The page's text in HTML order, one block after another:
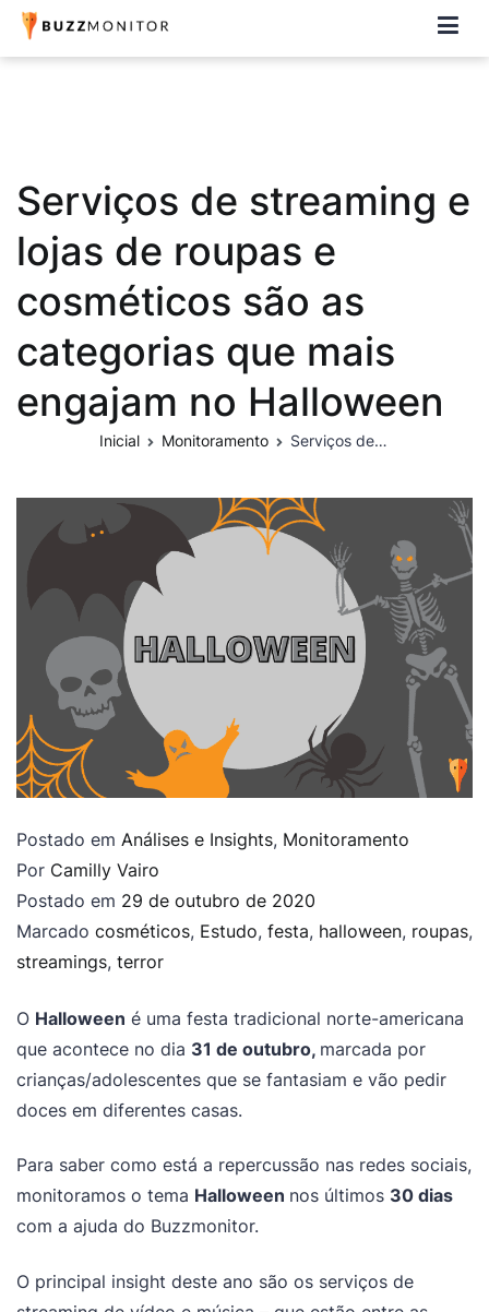
Buzzmonitor
A plataforma mais completa e flexível para social media e CRM
Serviços de streaming e
lojas de roupas e
cosméticos são as
categorias que mais
engajam no Halloween
Inicial Monitoramento Serviços de streaming e lojas de roupas e cosméticos são as categorias que mais engajam no Halloween
Postado em Análises e Insights, Monitoramento
Por Camilly Vairo
Postado em 29 de outubro de 2020
Marcado cosméticos, Estudo, festa, halloween, roupas,
streamings, terror
O Halloween é uma festa tradicional norte-americana
que acontece no dia 31 de outubro, marcada por
crianças/adolescentes que se fantasiam e vão pedir
doces em diferentes casas.
Para saber como está a repercussão nas redes sociais,
monitoramos o tema Halloween nos últimos 30 dias
com a ajuda do Buzzmonitor.
O principal insight deste ano são os serviços de